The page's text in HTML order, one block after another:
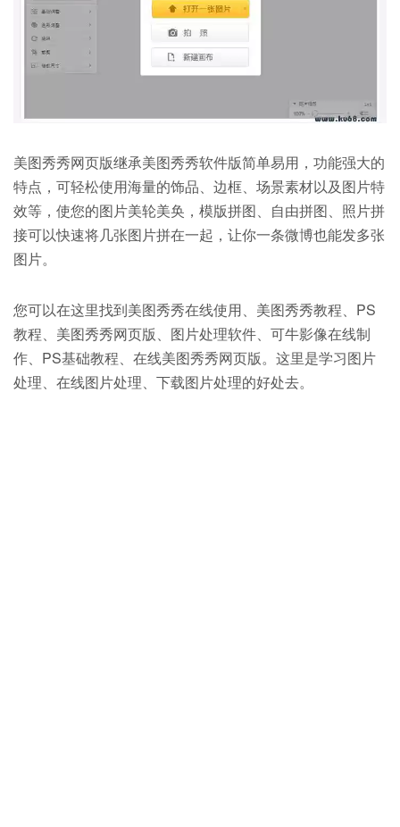
美图秀秀网页版继承美图秀秀软件版简单易用，功能强大的
特点，可轻松使用海量的饰品、边框、场景素材以及图片特
效等，使您的图片美轮美奂，模版拼图、自由拼图、照片拼
接可以快速将几张图片拼在一起，让你一条微博也能发多张
图片。
您可以在这里找到美图秀秀在线使用、美图秀秀教程、PS
教程、美图秀秀网页版、图片处理软件、可牛影像在线制
作、PS基础教程、在线美图秀秀网页版。这里是学习图片
处理、在线图片处理、下载图片处理的好处去。